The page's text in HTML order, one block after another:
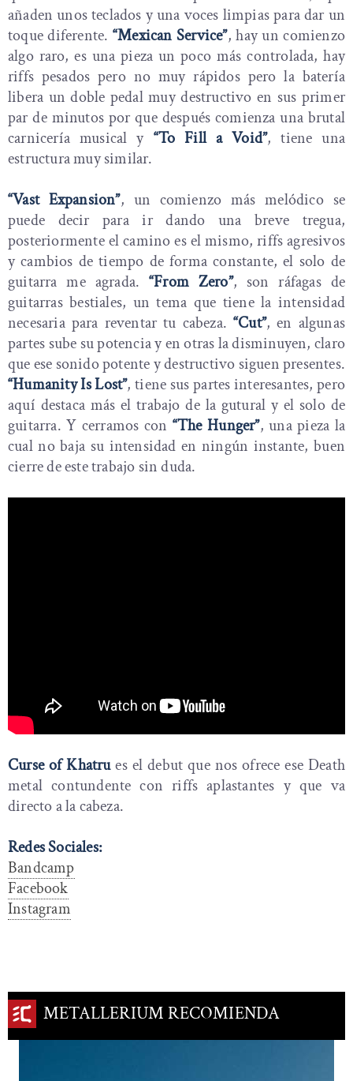
añaden unos teclados y una voces limpias para dar un
toque diferente. “Mexican Service”, hay un comienzo
algo raro, es una pieza un poco más controlada, hay
riffs pesados pero no muy rápidos pero la batería
libera un doble pedal muy destructivo en sus primer
par de minutos por que después comienza una brutal
carnicería musical y “To Fill a Void”, tiene una
estructura muy similar.
“Vast Expansion”, un comienzo más melódico se
puede decir para ir dando una breve tregua,
posteriormente el camino es el mismo, riffs agresivos
y cambios de tiempo de forma constante, el solo de
guitarra me agrada. “From Zero”, son ráfagas de
guitarras bestiales, un tema que tiene la intensidad
necesaria para reventar tu cabeza. “Cut”, en algunas
partes sube su potencia y en otras la disminuyen, claro
que ese sonido potente y destructivo siguen presentes.
“Humanity Is Lost”, tiene sus partes interesantes, pero
aquí destaca más el trabajo de la gutural y el solo de
guitarra. Y cerramos con “The Hunger”, una pieza la
cual no baja su intensidad en ningún instante, buen
cierre de este trabajo sin duda.
Curse of Khatrues el debut que nos ofrece ese Death
metal contundente con riffs aplastantes y que va
directo a la cabeza.
Redes Sociales:
Bandcamp
Facebook
Instagram
METALLERIUM RECOMIENDA